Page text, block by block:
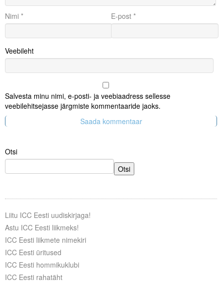
Nimi * E-post *
Veebileht
Salvesta minu nimi, e-posti- ja veebiaadress sellesse
veebilehitsejasse järgmiste kommentaaride jaoks.
Otsi
Otsi
Liitu ICC Eesti uudiskirjaga!
Astu ICC Eesti liikmeks!
ICC Eesti liikmete nimekiri
ICC Eesti üritused
ICC Eesti hommikuklubi
ICC Eesti rahatäht